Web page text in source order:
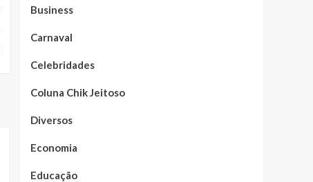
Business
Carnaval
Celebridades
Coluna Chik Jeitoso
Diversos
Economia
Educação